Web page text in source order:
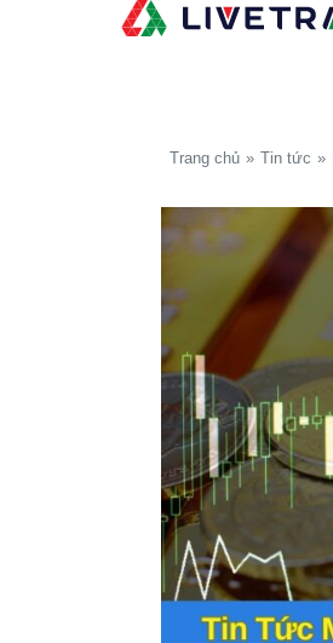
Trang chủ Tin tức